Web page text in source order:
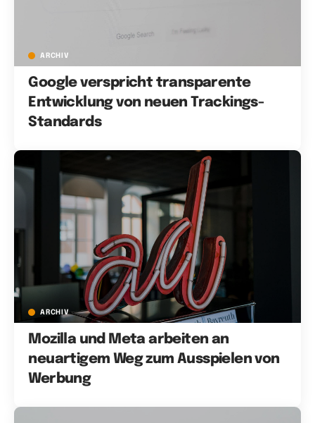
ARCHIV
Google verspricht transparente
Entwicklung von neuen Trackings-
Standards
ARCHIV
Mozilla und Meta arbeiten an
neuartigem Weg zum Ausspielen von
Werbung